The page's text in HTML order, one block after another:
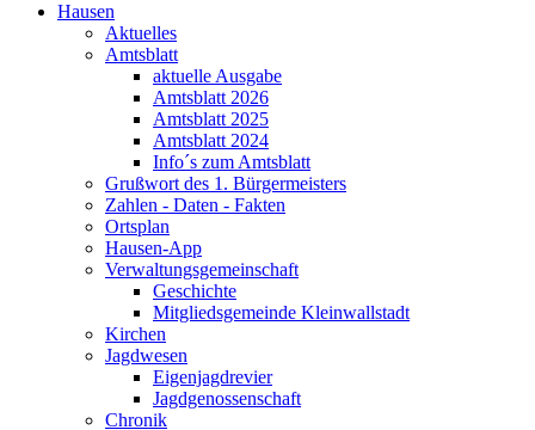
Hausen
Aktuelles
Amtsblatt
aktuelle Ausgabe
Amtsblatt 2026
Amtsblatt 2025
Amtsblatt 2024
Info´s zum Amtsblatt
Grußwort des 1. Bürgermeisters
Zahlen - Daten - Fakten
Ortsplan
Hausen-App
Verwaltungsgemeinschaft
Geschichte
Mitgliedsgemeinde Kleinwallstadt
Kirchen
Jagdwesen
Eigenjagdrevier
Jagdgenossenschaft
Chronik